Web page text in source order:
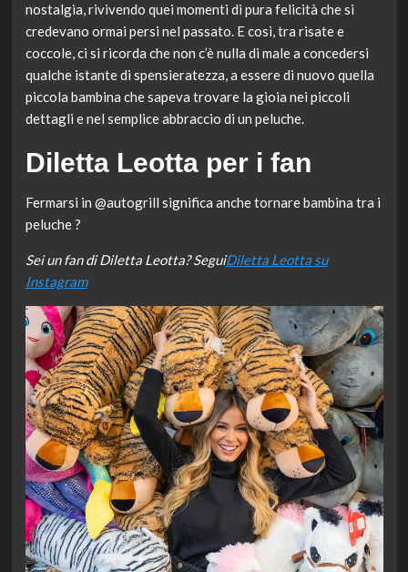
nostalgia, rivivendo quei momenti di pura felicità che si
credevano ormai persi nel passato. E così, tra risate e
coccole, ci si ricorda che non c’è nulla di male a concedersi
qualche istante di spensieratezza, a essere di nuovo quella
piccola bambina che sapeva trovare la gioia nei piccoli
dettagli e nel semplice abbraccio di un peluche.
Diletta Leotta per i fan
Fermarsi in @autogrill significa anche tornare bambina tra i
peluche ?
Sei un fan di Diletta Leotta? SeguiDiletta Leotta su
Instagram